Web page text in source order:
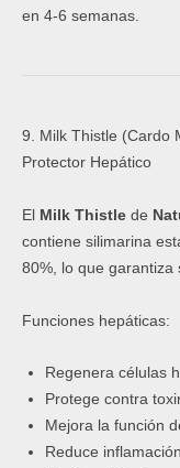
en 4-6 semanas.
9. Milk Thistle (Cardo
Protector Hepático
El Milk Thistle de
contiene silimarina
80%, lo que garantiza
Funciones hepáticas:
Regenera células
Protege contra
Mejora la función
Reduce